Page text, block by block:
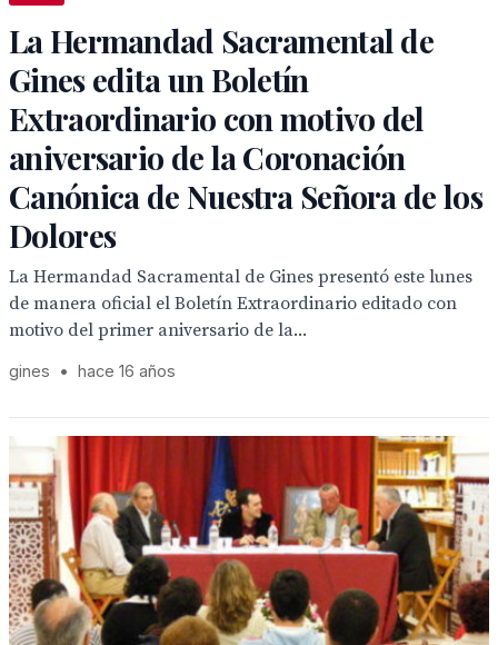
La Hermandad Sacramental de
Gines edita un Boletín
Extraordinario con motivo del
aniversario de la Coronación
Canónica de Nuestra Señora de los
Dolores
La Hermandad Sacramental de Gines presentó este lunes
de manera oficial el Boletín Extraordinario editado con
motivo del primer aniversario de la...
gines • hace 16 años